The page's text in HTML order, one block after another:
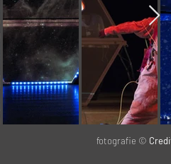
fotografie ©